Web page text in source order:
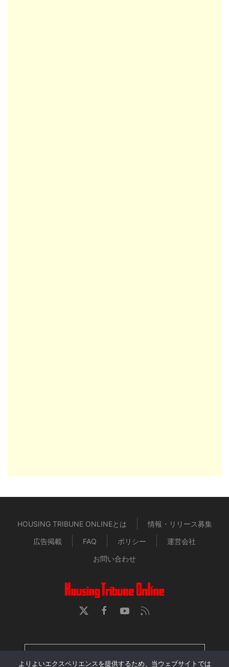
HOUSING TRIBUNE ONLINEとは
情報・リリース募集
広告掲載
FAQ ポリシー
運営会社
お問い合わせ
よりよいエクスペリエンスを提供するため、当ウェブサイトでは